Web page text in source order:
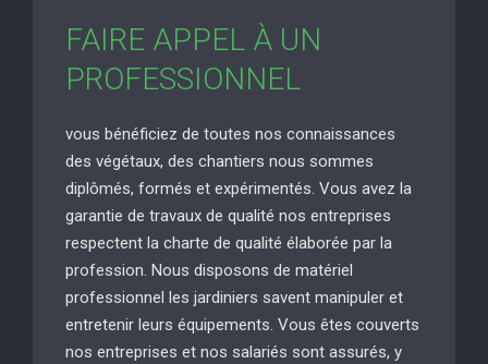
FAIRE APPEL À UN
PROFESSIONNEL
vous bénéficiez de toutes nos connaissances
des végétaux, des chantiers nous sommes
diplômés, formés et expérimentés. Vous avez la
garantie de travaux de qualité nos entreprises
respectent la charte de qualité élaborée par la
profession. Nous disposons de matériel
professionnel les jardiniers savent manipuler et
entretenir leurs équipements. Vous êtes couverts
nos entreprises et nos salariés sont assurés, y